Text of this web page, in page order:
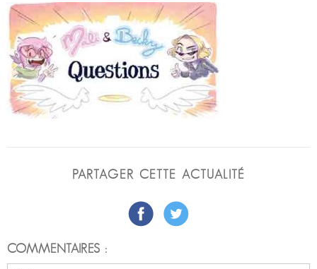
PARTAGER CETTE ACTUALITÉ
COMMENTAIRES :